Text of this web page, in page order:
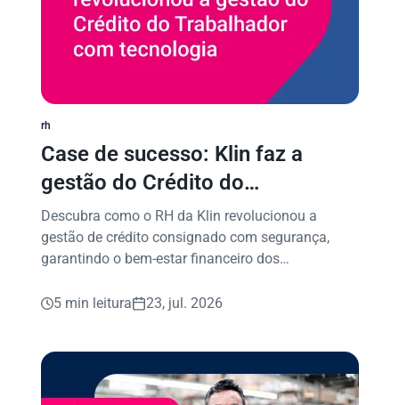
rh
Case de sucesso: Klin faz a
gestão do Crédito do
Trabalhador com segurança
Descubra como o RH da Klin revolucionou a
gestão de crédito consignado com segurança,
garantindo o bem-estar financeiro dos
5 min leitura
23, jul. 2026